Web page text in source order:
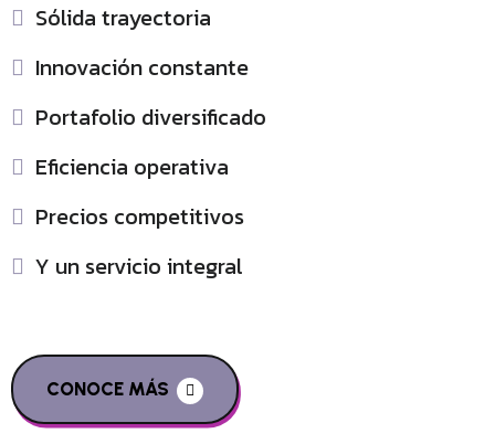
Sólida trayectoria
Innovación constante
Portafolio diversificado
Eficiencia operativa
Precios competitivos
Y un servicio integral
CONOCE MÁS